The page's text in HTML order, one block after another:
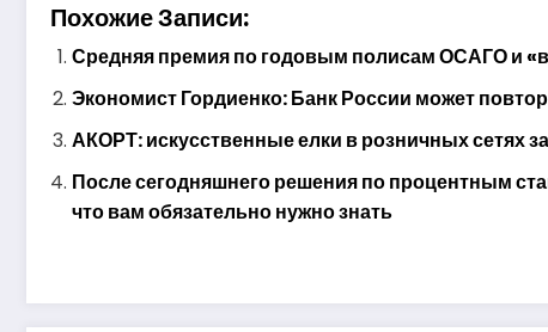
Похожие Записи:
Средняя премия по годовым полисам ОСАГО и
Экономист Гордиенко: Банк России может
АКОРТ: искусственные елки в розничных сетях
После сегодняшнего решения по процентным
что вам обязательно нужно знать